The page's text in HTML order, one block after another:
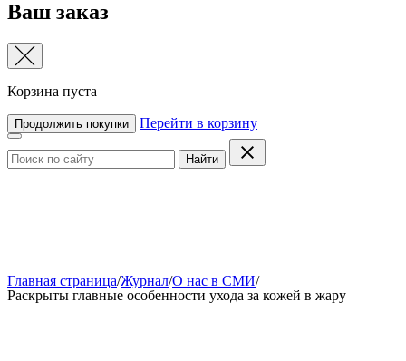
Ваш заказ
Корзина пуста
Продолжить покупки Перейти в корзину
Найти
Главная страница/Журнал/О нас в СМИ/
Раскрыты главные особенности ухода за кожей в жару